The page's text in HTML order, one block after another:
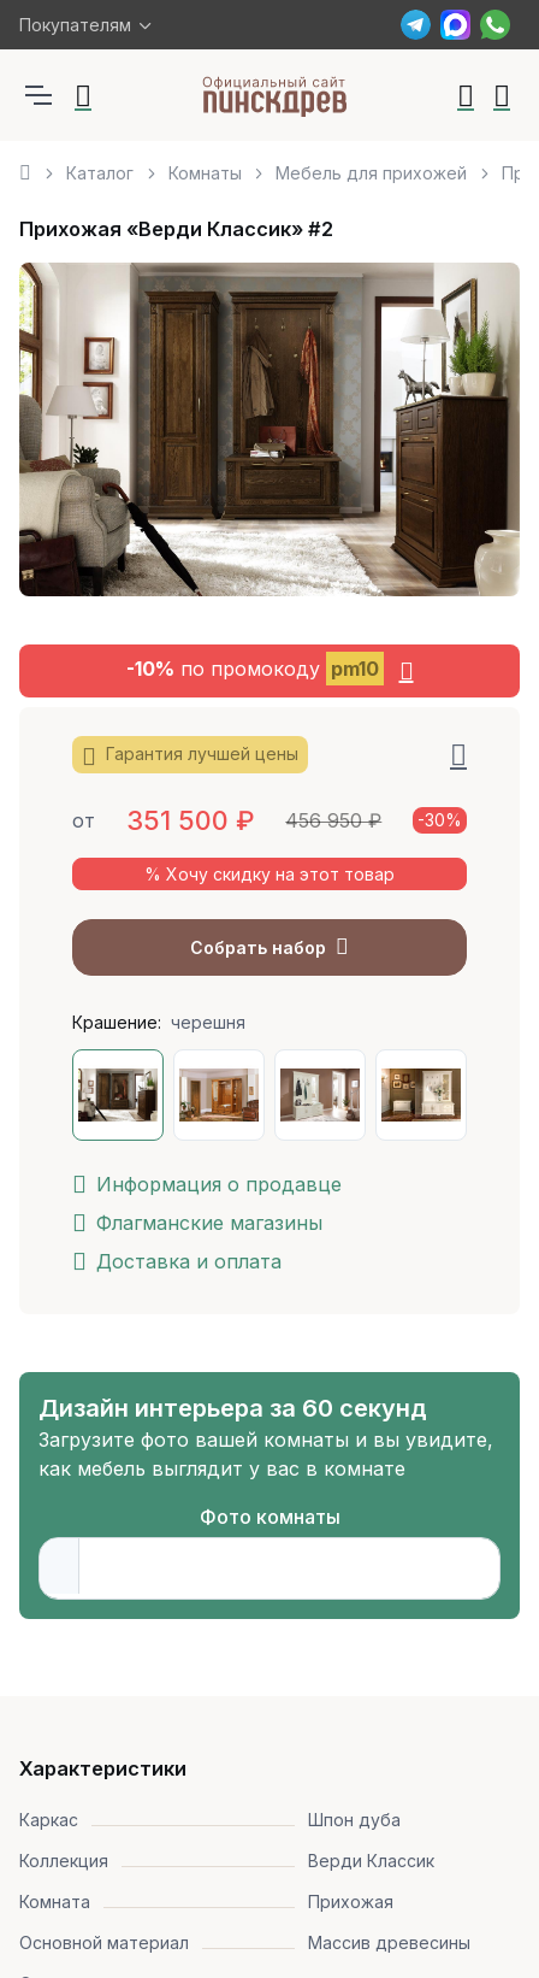
Покупателям
Каталог Комнаты Мебель для прихожей
Прихожая «Верди Классик» #2
-10% по промокоду pm10
Гарантия лучшей цены
от 351 500 ₽ 456 950 ₽ -30%
% Хочу скидку на этот товар
Собрать набор
Крашение: черешня
Информация о продавце
Флагманские магазины
Доставка и оплата
Дизайн интерьера за 60 секунд
Загрузите фото вашей комнаты и вы увидите,
как мебель выглядит у вас в комнате
Фото комнаты
Характеристики
Каркас
Шпон дуба
Коллекция
Верди Классик
Комната
Прихожая
Основной материал
Массив древесины